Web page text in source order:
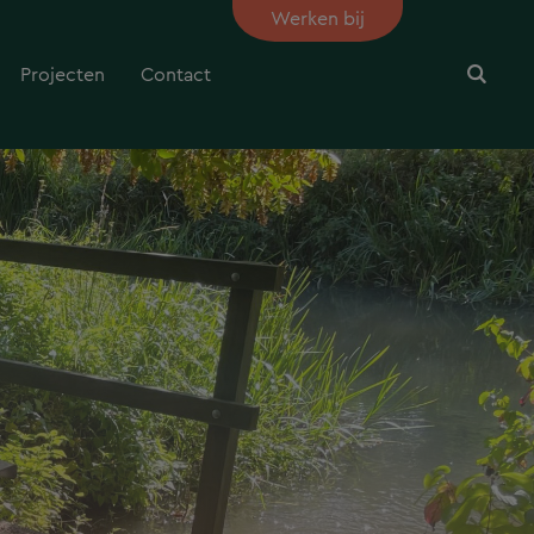
Projecten Contact
Werken bij